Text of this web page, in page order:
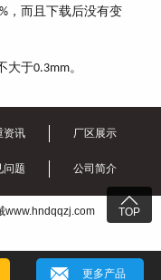
，而且下载后没有变
大于0.3mm。

TOP
资讯 厂区展示
问题 公司简介
www.hndqqzj.com
更多产品